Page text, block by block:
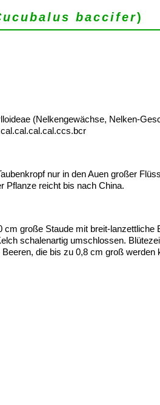
baccifer)
(Nelkengewächse, Nelken-
nur in den Auen großer
Pflanze reicht bis nach China.
cm große Staude mit breit-
schalenartig umschlossen.
die bis zu 0,8 cm groß werden